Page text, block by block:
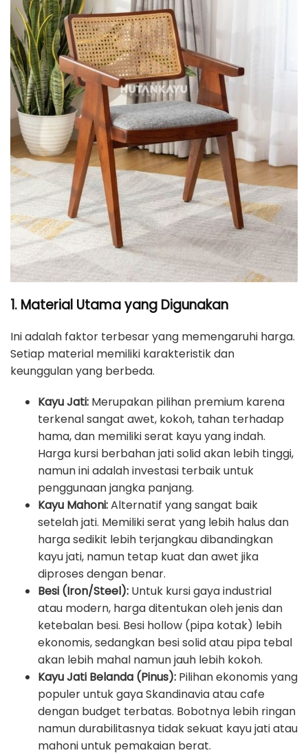
1. Material Utama yang Digunakan
Ini adalah faktor terbesar yang memengaruhi harga.
Setiap material memiliki karakteristik dan
keunggulan yang berbeda.
Kayu Jati: Merupakan pilihan premium karena
terkenal sangat awet, kokoh, tahan terhadap
hama, dan memiliki serat kayu yang indah.
Harga kursi berbahan jati solid akan lebih tinggi,
namun ini adalah investasi terbaik untuk
penggunaan jangka panjang.
Kayu Mahoni:Alternatif yang sangat baik
setelah jati. Memiliki serat yang lebih halus dan
harga sedikit lebih terjangkau dibandingkan
kayu jati, namun tetap kuat dan awet jika
diproses dengan benar.
Besi (Iron/Steel): Untuk kursi gaya industrial
atau modern, harga ditentukan oleh jenis dan
ketebalan besi. Besi hollow (pipa kotak) lebih
ekonomis, sedangkan besi solid atau pipa tebal
akan lebih mahal namun jauh lebih kokoh.
Kayu Jati Belanda (Pinus): Pilihan ekonomis yang
populer untuk gaya Skandinavia atau cafe
dengan budget terbatas. Bobotnya lebih ringan
namun durabilitasnya tidak sekuat kayu jati atau
mahoni untuk pemakaian berat.